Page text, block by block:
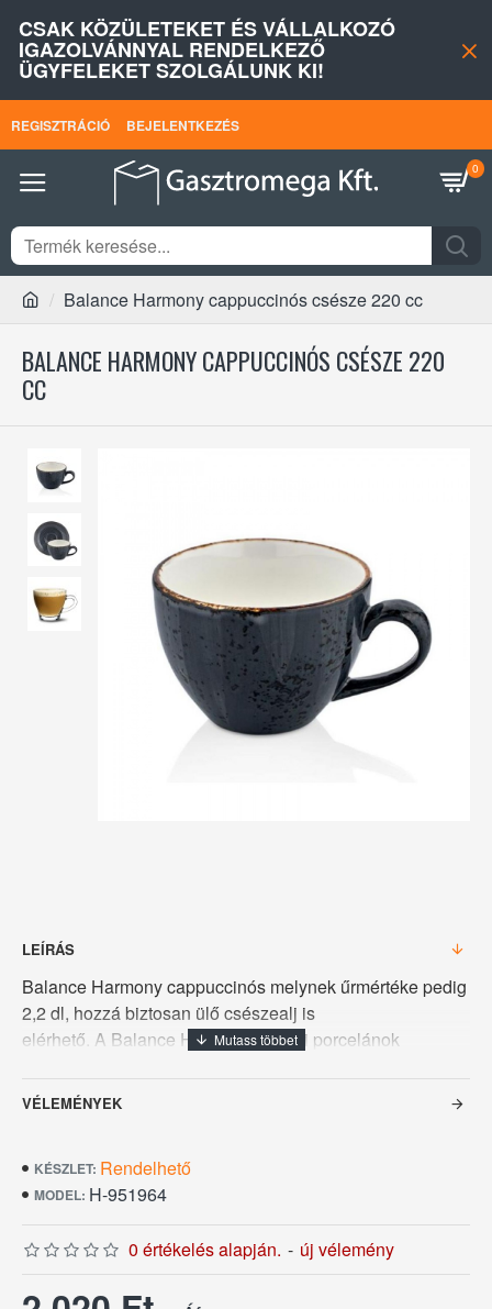
CSAK KÖZÜLETEKET ÉS VÁLLALKOZÓ
IGAZOLVÁNNYAL RENDELKEZŐ
ÜGYFELEKET SZOLGÁLUNK KI!
REGISZTRÁCIÓ BEJELENTKEZÉS
0
Balance Harmony cappuccinós csésze 220 cc
BALANCE HARMONY CAPPUCCINÓS CSÉSZE 220
CC
LEÍRÁS
Balance Harmony cappuccinós melynek űrmértéke pedig
2,2 dl, hozzá biztosan ülő csészealj is
elérhető. A Balance Harmony éttermi porcelánok
oldalukon pedig vastagabb üvegréteggel készülnek így
élettartamra.
VÉLEMÉNYEK
KÉSZLET: Rendelhető
MODEL: H-951964
0 értékelés alapján. - új vélemény